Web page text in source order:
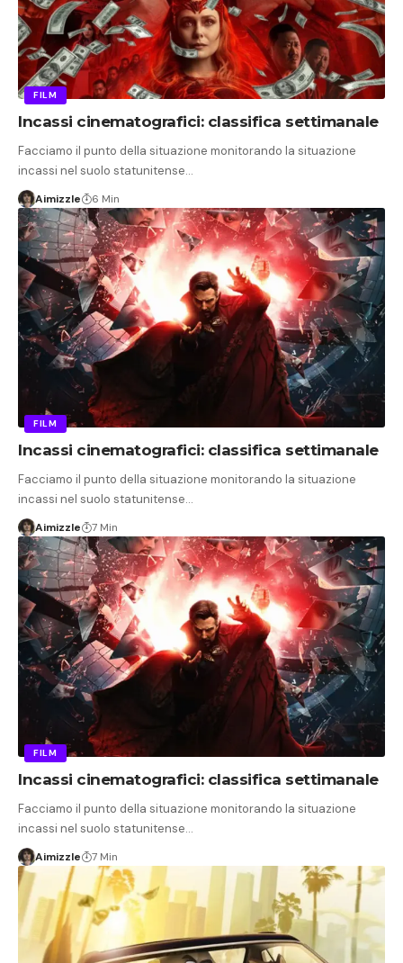
FILM
Incassi cinematografici: classifica settimanale
Facciamo il punto della situazione monitorando la situazione
incassi nel suolo statunitense…
Aimizzle 6 Min
FILM
Incassi cinematografici: classifica settimanale
Facciamo il punto della situazione monitorando la situazione
incassi nel suolo statunitense…
Aimizzle 7 Min
FILM
Incassi cinematografici: classifica settimanale
Facciamo il punto della situazione monitorando la situazione
incassi nel suolo statunitense…
Aimizzle 7 Min